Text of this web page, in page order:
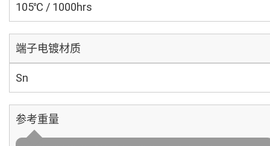
105℃ / 1000hrs
端子电镀材质
Sn
参考重量